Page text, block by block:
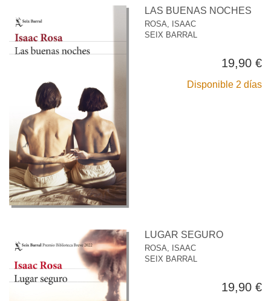
LAS BUENAS NOCHES
ROSA, ISAAC
SEIX BARRAL
19,90 €
Disponible 2 días
LUGAR SEGURO
ROSA, ISAAC
SEIX BARRAL
19,90 €